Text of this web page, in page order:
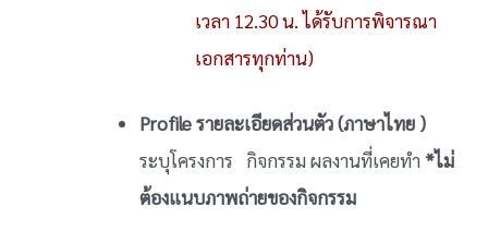
เวลา 12.30 น. ได้รับการพิจารณา
เอกสารทุกท่าน)
Profile รายละเอียดส่วนตัว (ภาษาไทย )
ระบุโครงการ กิจกรรม ผลงานที่เคยทำ *ไม่
ต้องแนบภาพถ่ายของกิจกรรม